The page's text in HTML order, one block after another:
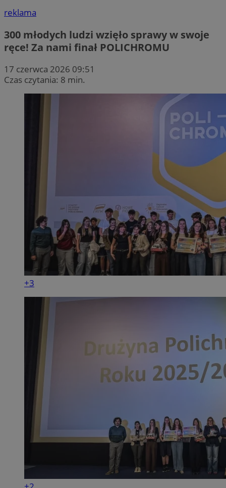
reklama
300 młodych ludzi wzięło sprawy w swoje
ręce! Za nami finał POLICHROMU
17 czerwca 2026 09:51
Czas czytania: 8 min.
+3